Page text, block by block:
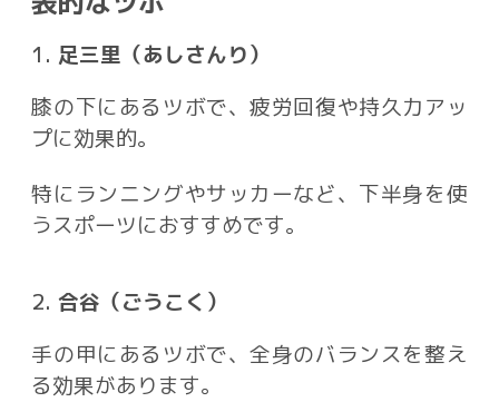
1. 足三里（あしさんり）
膝の下にあるツボで、疲労回復や持久力アッ
プに効果的。
特にランニングやサッカーなど、下半身を使
うスポーツにおすすめです。
2.合谷（ごうこく）
手の甲にあるツボで、全身のバランスを整え
る効果があります。